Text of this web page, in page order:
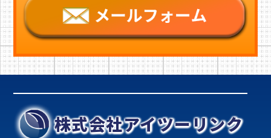
株式会社アイツーリンク